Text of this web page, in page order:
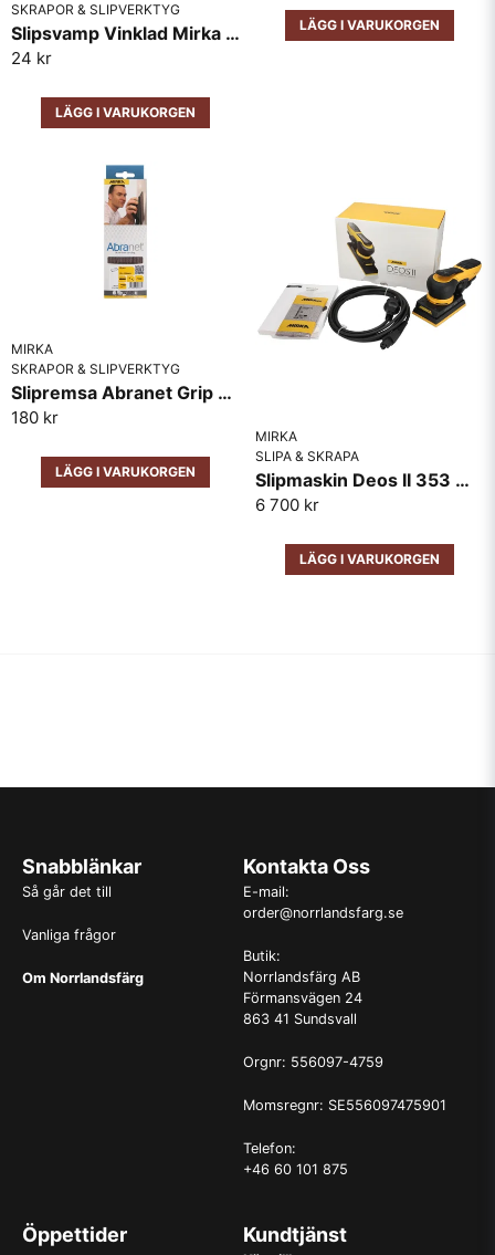
SKRAPOR & SLIPVERKTYG
Slipsvamp Vinklad Mirka 60/100korn
24 kr
LÄGG I VARUKORGEN
LÄGG I VARUKORGEN
MIRKA
SKRAPOR & SLIPVERKTYG
Slipremsa Abranet Grip 70x198mm
180 kr
LÄGG I VARUKORGEN
MIRKA
SLIPA & SKRAPA
Slipmaskin Deos II 353 Mirka 81x133mm
6 700 kr
LÄGG I VARUKORGEN
Snabblänkar
Så går det till
Vanliga frågor
Om Norrlandsfärg
Kontakta Oss
E-mail:
order@norrlandsfarg.se
Butik:
Norrlandsfärg AB
Förmansvägen 24
863 41 Sundsvall
Orgnr: 556097-4759
Momsregnr: SE556097475901
Telefon:
+46 60 101 875
Öppettider
Kundtjänst